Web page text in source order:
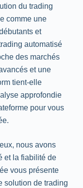
du trading
comme une
et
automatisé
des marchés
et une
tient-elle
approfondie
pour vous
nous avons
et la fiabilité de
vous présente
solution de trading